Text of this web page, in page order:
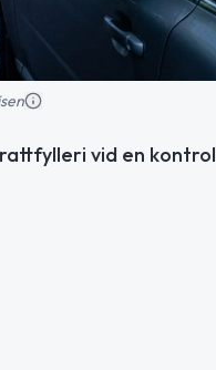
vid en